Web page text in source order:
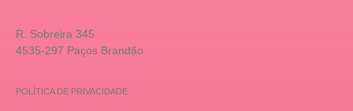
R. Sobreira 345
4535-297 Paços Brandão
POLÍTICA DE PRIVACIDADE